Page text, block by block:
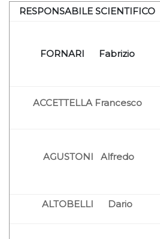
RESPONSABILE SCIENTIFICO
FORNARI Fabrizio
ACCETTELLA Francesco
AGUSTONI Alfredo
ALTOBELLI Dario